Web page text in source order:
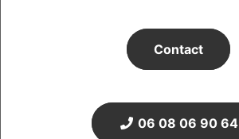
Contact
06 08 06 90 64